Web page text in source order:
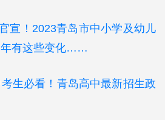
宣！2023青岛市中小学及幼儿
年有这些变化……
生必看！青岛高中最新招生政